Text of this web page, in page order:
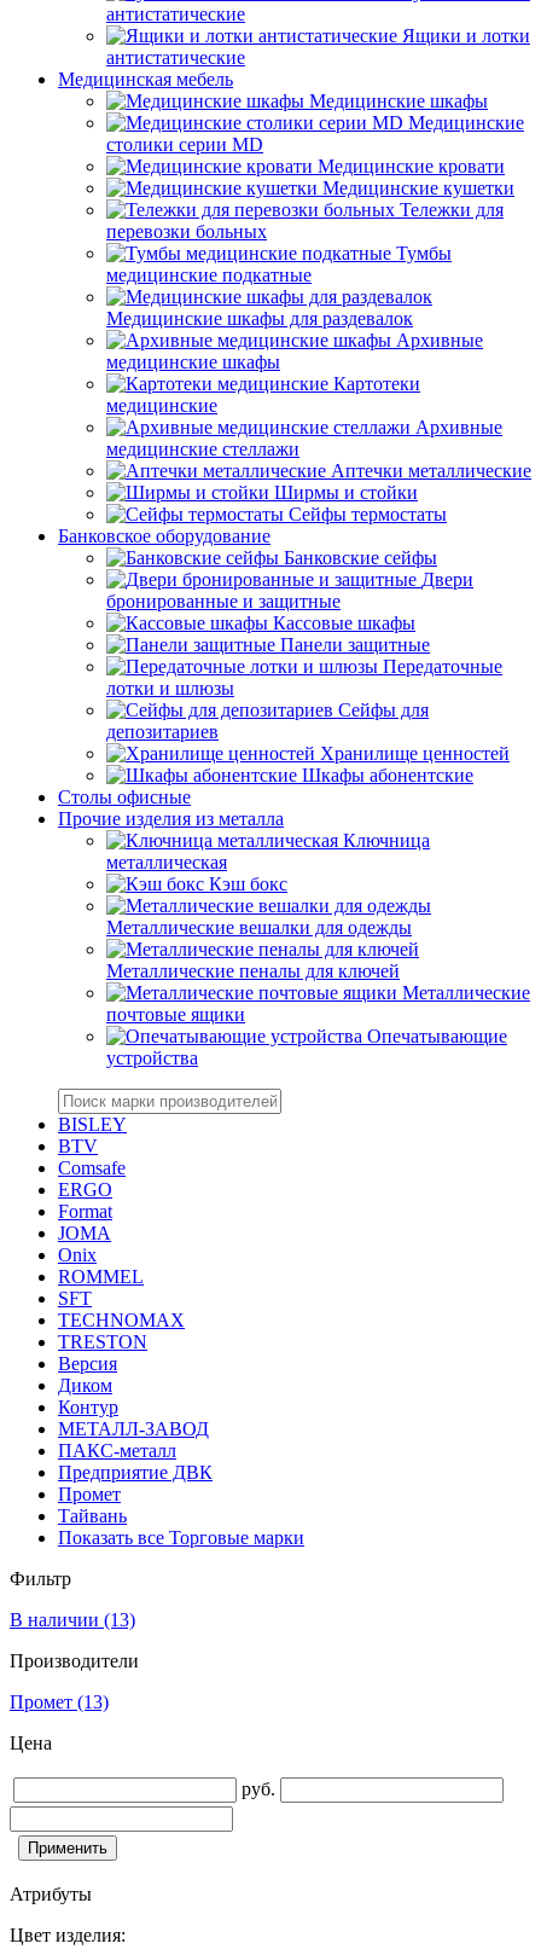
антистатические
Ящики и лотки
антистатические
Медицинская мебель
Медицинские шкафы
Медицинские
столики серии MD
Медицинские кровати
Медицинские кушетки
Тележки для
перевозки больных
Тумбы
медицинские подкатные
Медицинские шкафы для раздевалок
Архивные
медицинские шкафы
Картотеки
медицинские
Архивные
медицинские стеллажи
Аптечки металлические
Ширмы и стойки
Сейфы термостаты
Банковское оборудование
Банковские сейфы
Двери
бронированные и защитные
Кассовые шкафы
Панели защитные
Передаточные
лотки и шлюзы
Сейфы для
депозитариев
Хранилище ценностей
Шкафы абонентские
Столы офисные
Прочие изделия из металла
Ключница
металлическая
Кэш бокс
Металлические вешалки для одежды
Металлические пеналы для ключей
Металлические
почтовые ящики
Опечатывающие
устройства
BISLEY
BTV
Comsafe
ERGO
Format
JOMA
Onix
ROMMEL
SFT
TECHNOMAX
TRESTON
Версия
Диком
Контур
МЕТАЛЛ-ЗАВОД
ПАКС-металл
Предприятие ДВК
Промет
Тайвань
Показать все Торговые марки
Фильтр
В наличии (13)
Производители
Промет (13)
Цена
руб.
Атрибуты
Цвет изделия: